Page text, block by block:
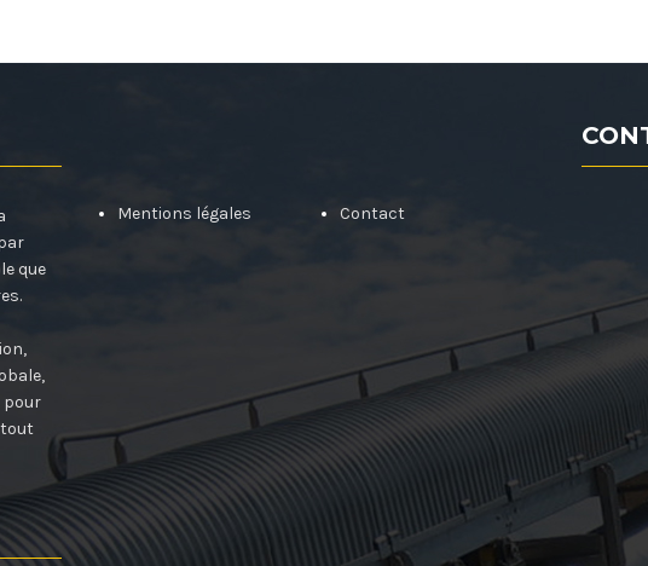
que
pour
Mentions légales Contact